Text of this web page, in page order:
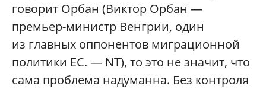
говорит Орбан (Виктор Орбан —
премьер-министр Венгрии, один
из главных оппонентов миграционной
политики ЕС. — NT), то это не значит, что
сама проблема надуманна. Без контроля